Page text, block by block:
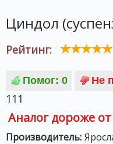
Циндол
Рейтинг:
111
Аналог дороже от
Производитель: